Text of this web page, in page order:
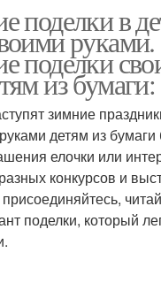
фетра
елку
поделки в
руками.
поделки
из
зимние
детям из бумаги
елочки или
конкурсов и
поделки, который